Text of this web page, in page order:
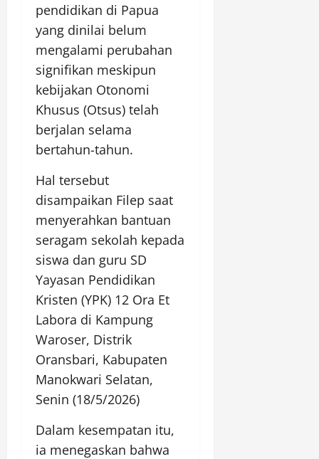
pendidikan di Papua
yang dinilai belum
mengalami perubahan
signifikan meskipun
kebijakan Otonomi
Khusus (Otsus) telah
berjalan selama
bertahun-tahun.
Hal tersebut
disampaikan Filep saat
menyerahkan bantuan
seragam sekolah kepada
siswa dan guru SD
Yayasan Pendidikan
Kristen (YPK) 12 Ora Et
Labora di Kampung
Waroser, Distrik
Oransbari, Kabupaten
Manokwari Selatan,
Senin (18/5/2026)
Dalam kesempatan itu,
ia menegaskan bahwa